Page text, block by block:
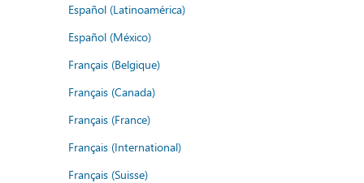
Español (Latinoamérica)
Español (México)
Français (Belgique)
Français (Canada)
Français (France)
Français (International)
Français (Suisse)